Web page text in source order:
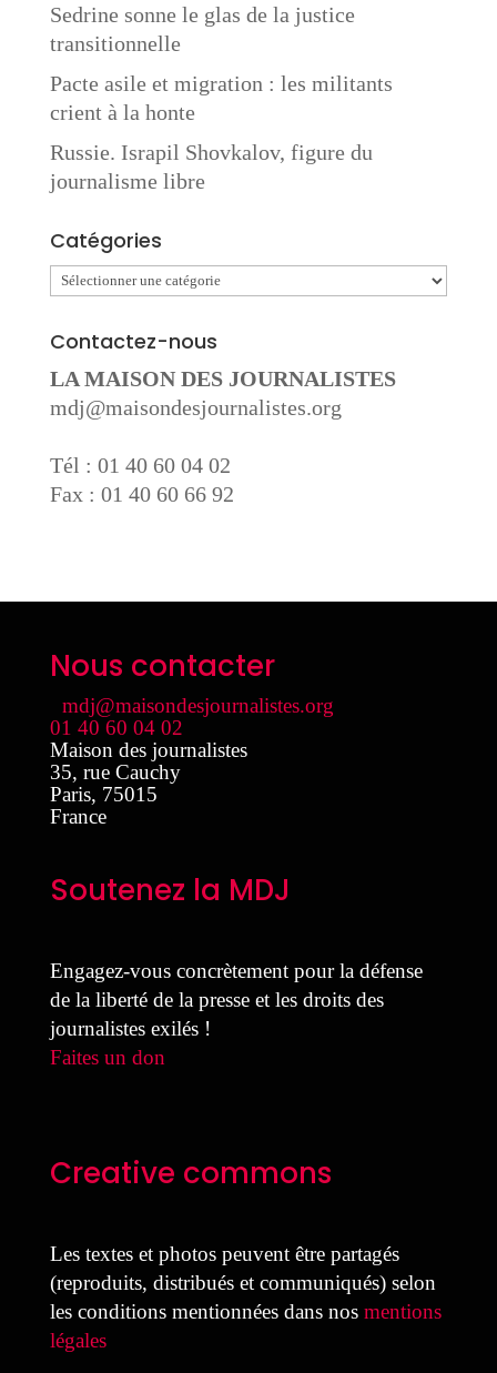
Sedrine sonne le glas de la justice
transitionnelle
Pacte asile et migration : les militants
crient à la honte
Russie. Israpil Shovkalov, figure du
journalisme libre
Catégories
Catégories
Contactez-nous
LA MAISON DES JOURNALISTES
mdj@maisondesjournalistes.org
Tél : 01 40 60 04 02
Fax : 01 40 60 66 92
Nous contacter
mdj@maisondesjournalistes.org
01 40 60 04 02
Maison des journalistes
35, rue Cauchy
Paris, 75015
France
Soutenez la MDJ
Engagez-vous concrètement pour la défense
de la liberté de la presse et les droits des
journalistes exilés !
Faites un don
Creative commons
Les textes et photos peuvent être partagés
(reproduits, distribués et communiqués) selon
les conditions mentionnées dans nos mentions
légales